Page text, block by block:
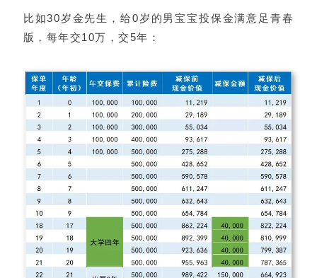
比如30岁金先生，给0岁的男宝宝投保金满意足青春
版，每年交10万，交5年：